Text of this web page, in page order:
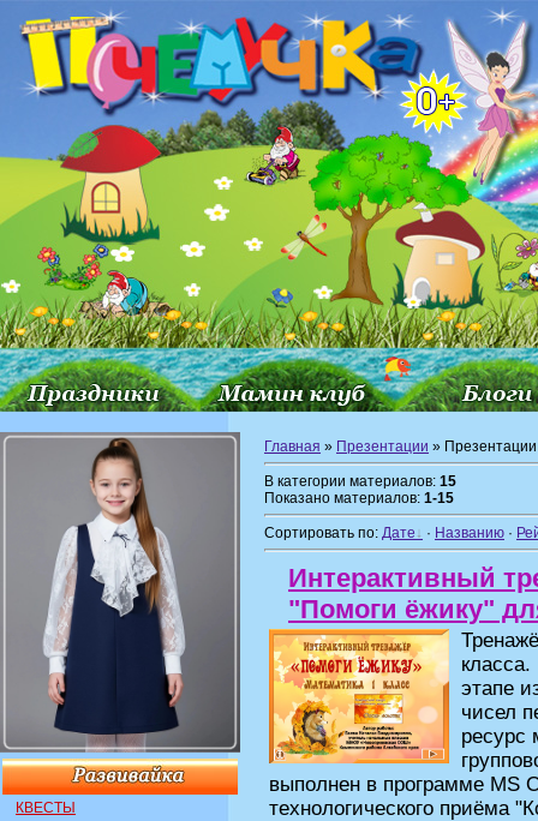
КВЕСТЫ
Главная » Презентации »
В категории материалов: 15
Показано материалов: 1-15
Сортировать по: Дате · Названию ·
Интерактивный
"Помоги ёжику"
этапе
чисел
ресурс
выполнен в программе MS
технологического приёма